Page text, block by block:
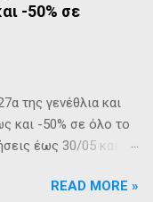
-50% σε
της γενέθλια και
και -50% σε όλο το
έως 30/05 και
READ MORE »